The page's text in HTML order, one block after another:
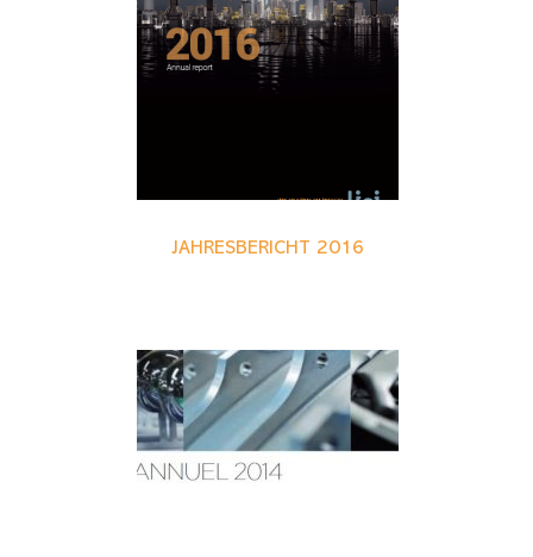
JAHRESBERICHT 2016